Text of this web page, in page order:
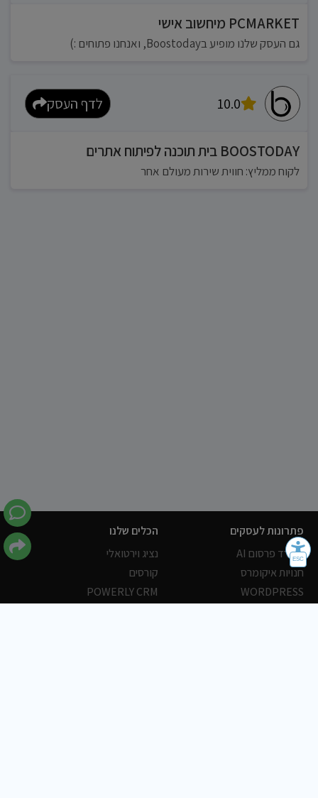
PCMARKET מיחשוב אישי
גם העסק שלנו מופיע בBoostoday, ואנחנו פתוחים :)
10.0 לדף העסק
BOOSTODAY בית תוכנה לפיתוח אתרים
לקוח ממליץ: חווית שירות מעולם אחר
פתרונות לעסקים
משרד פרסום AI
חנויות איקומרס
WORDPRESS
הכלים שלנו
נציג וירטואלי
קורסים
POWERLY CRM